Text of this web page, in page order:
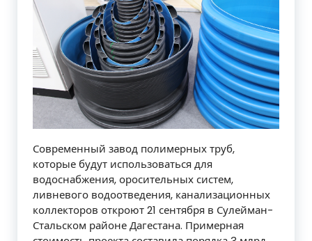
Современный завод полимерных труб,
которые будут использоваться для
водоснабжения, оросительных систем,
ливневого водоотведения, канализационных
коллекторов откроют 21 сентября в Сулейман-
Стальском районе Дагестана. Примерная